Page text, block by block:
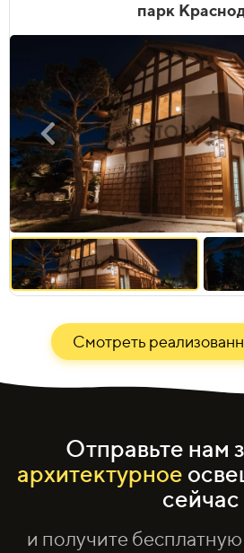
парк
Смотреть
Отправьте нам
архитектурное
сейчас
и получите